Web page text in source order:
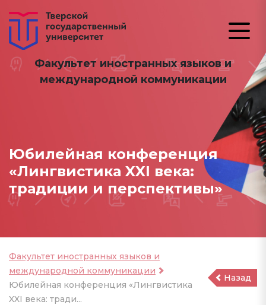
Факультет иностранных языков и
международной коммуникации
Юбилейная конференция
«Лингвистика XXI века:
традиции и перспективы»
Факультет иностранных языков и
международной коммуникации
Юбилейная конференция «Лингвистика
XXI века: тради...
Назад